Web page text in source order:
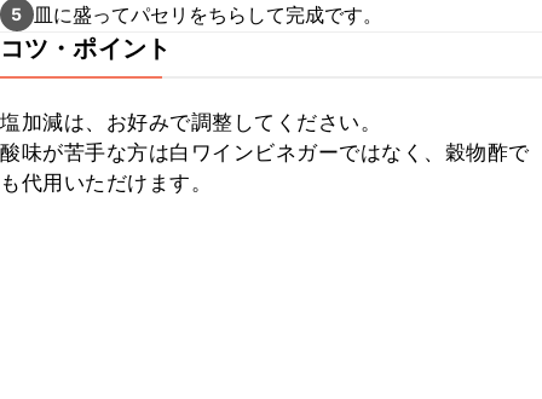
5 皿に盛ってパセリをちらして完成です。
コツ・ポイント
塩加減は、お好みで調整してください。
酸味が苦手な方は白ワインビネガーではなく、穀物酢で
も代用いただけます。